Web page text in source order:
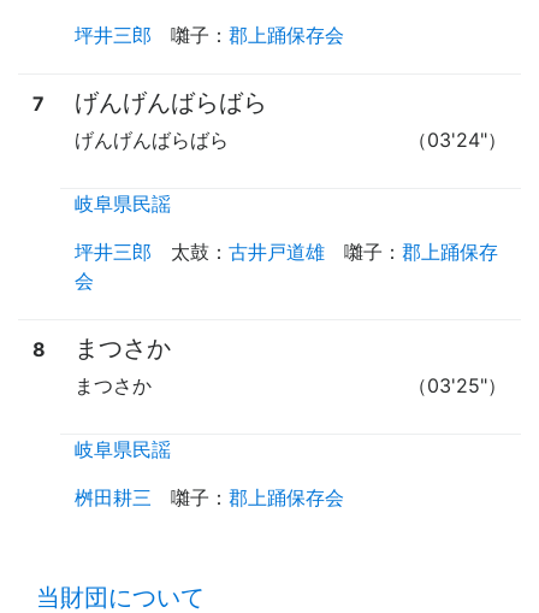
坪井三郎
囃子 ： 郡上踊保存会
7 げんげんばらばら
（03'24"）
げんげんばらばら
岐阜県民謡
坪井三郎
太鼓 ： 古井戸道雄 囃子 ： 郡上踊保存
会
8 まつさか
（03'25"）
まつさか
岐阜県民謡
桝田耕三
囃子 ： 郡上踊保存会
当財団について